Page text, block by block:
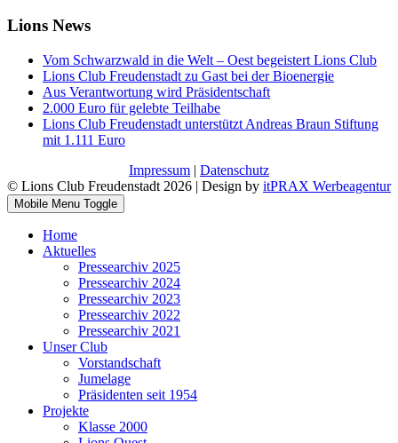
Lions News
Vom Schwarzwald in die Welt – Oest begeistert Lions Club
Lions Club Freudenstadt zu Gast bei der Bioenergie
Aus Verantwortung wird Präsidentschaft
2.000 Euro für gelebte Teilhabe
Lions Club Freudenstadt unterstützt Andreas Braun Stiftung
mit 1.111 Euro
Impressum | Datenschutz
© Lions Club Freudenstadt 2026 | Design by itPRAX Werbeagentur
Mobile Menu Toggle
Home
Aktuelles
Pressearchiv 2025
Pressearchiv 2024
Pressearchiv 2023
Pressearchiv 2022
Pressearchiv 2021
Unser Club
Vorstandschaft
Jumelage
Präsidenten seit 1954
Projekte
Klasse 2000